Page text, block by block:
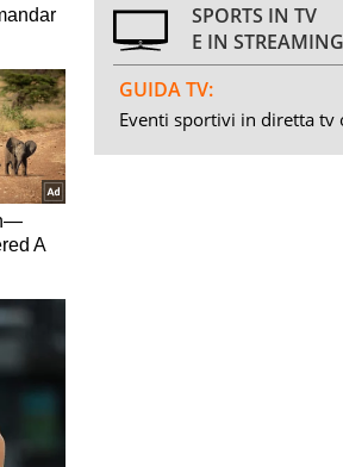
SPORTS IN TV
E IN STREAMING
GUIDA TV:
Eventi sportivi in diretta tv